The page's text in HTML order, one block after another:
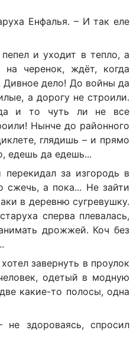
Енфалья. – И так еле
и уходит в тепло, а
черенок, ждёт, когда
Дивное дело! До войны да
а дорогу не строили.
да и то чуть ли не все
Нынче до районного
глядишь – и прямо
едешь да едешь...
за изгородь в
сжечь, а пока... Не зайти
в деревню сугревушку.
сперва плевалась,
дрожжей. Коч без
завернуть в проулок
одетый в модную
какие-то полосы, одна
здороваясь, спросил